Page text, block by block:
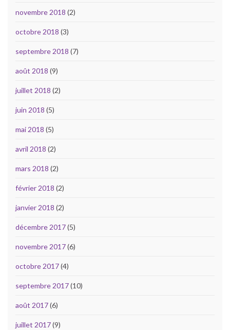
novembre 2018 (2)
octobre 2018 (3)
septembre 2018 (7)
août 2018 (9)
juillet 2018 (2)
juin 2018 (5)
mai 2018 (5)
avril 2018 (2)
mars 2018 (2)
février 2018 (2)
janvier 2018 (2)
décembre 2017(5)
novembre 2017(6)
octobre 2017(4)
septembre 2017(10)
août 2017(6)
juillet 2017(9)